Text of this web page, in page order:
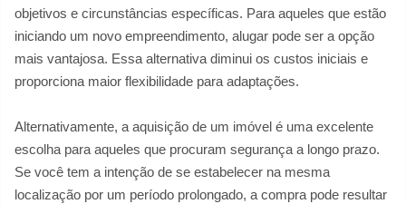
objetivos e circunstâncias específicas. Para aqueles que estão
iniciando um novo empreendimento, alugar pode ser a opção
mais vantajosa. Essa alternativa diminui os custos iniciais e
proporciona maior flexibilidade para adaptações.
Alternativamente, a aquisição de um imóvel é uma excelente
escolha para aqueles que procuram segurança a longo prazo.
Se você tem a intenção de se estabelecer na mesma
localização por um período prolongado, a compra pode resultar